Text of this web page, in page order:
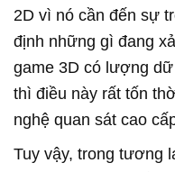
2D vì nó cần đến sự
định những gì đang
game 3D có lượng
thì điều này rất tốn
nghệ quan sát cao
Tuy vậy, trong tương